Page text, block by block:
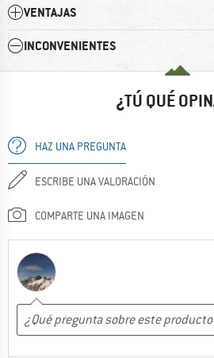
VENTAJAS
INCONVENIENTES
¿TÚ QUÉ
HAZ UNA PREGUNTA
ESCRIBE UNA VALORACIÓN
COMPARTE UNA IMAGEN